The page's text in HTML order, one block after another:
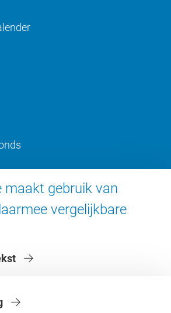
maakt gebruik van
vergelijkbare